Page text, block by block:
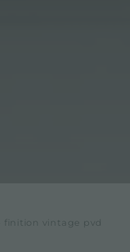
finition vintage pvd